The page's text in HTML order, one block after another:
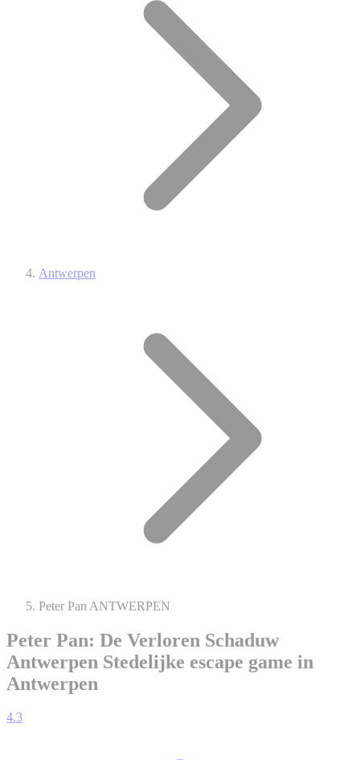
Antwerpen
Peter Pan ANTWERPEN
Peter Pan: De Verloren Schaduw
Antwerpen Stedelijke escape game in
Antwerpen
4.3